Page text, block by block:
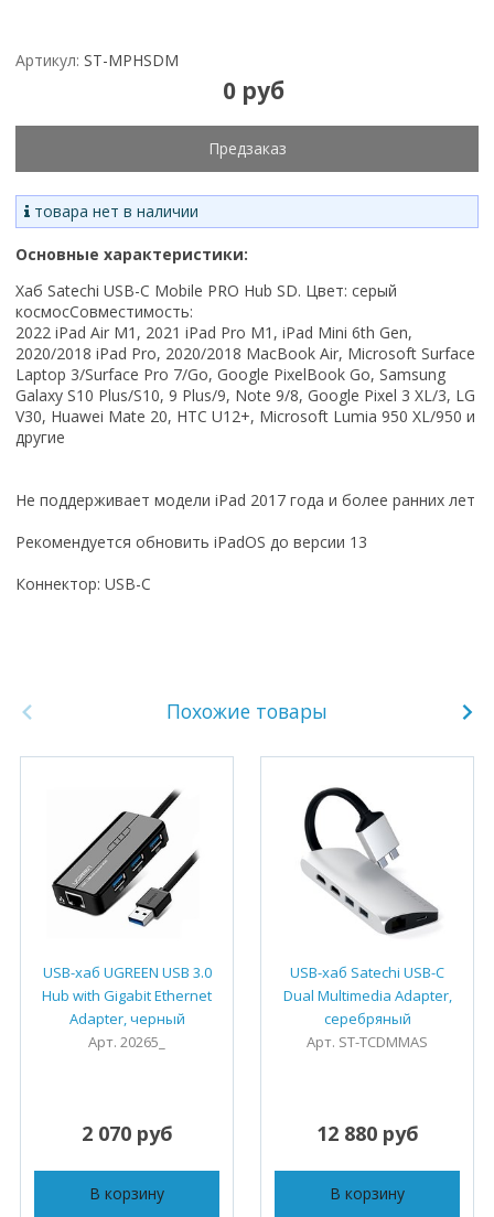
Артикул: ST-MPHSDM
0 руб
Предзаказ
товара нет в наличии
Основные характеристики:
Хаб Satechi USB-C Mobile PRO Hub SD. Цвет: серый
космосСовместимость:
2022 iPad Air M1, 2021 iPad Pro M1, iPad Mini 6th Gen,
2020/2018 iPad Pro, 2020/2018 MacBook Air, Microsoft Surface
Laptop 3/Surface Pro 7/Go, Google PixelBook Go, Samsung
Galaxy S10 Plus/S10, 9 Plus/9, Note 9/8, Google Pixel 3 XL/3, LG
V30, Huawei Mate 20, HTC U12+, Microsoft Lumia 950 XL/950 и
другие
Не поддерживает модели iPad 2017 года и более ранних лет
Рекомендуется обновить iPadOS до версии 13
Коннектор: USB-C
Похожие товары
USB-хаб UGREEN USB 3.0
Hub with Gigabit Ethernet
Adapter, черный
Арт. 20265_
2 070 руб
В корзину
USB-хаб Satechi USB-C
Dual Multimedia Adapter,
серебряный
Арт. ST-TCDMMAS
12 880 руб
В корзину